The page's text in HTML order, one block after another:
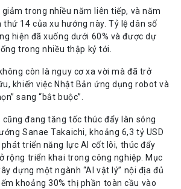
giảm trong nhiều năm liên tiếp, và năm
14 của xu hướng này. Tỷ lệ dân số
hiện đã xuống dưới 60% và được dự
trong nhiều thập kỷ tới.
còn là nguy cơ xa vời mà đã trở
khiến việc Nhật Bản ứng dụng robot và
sang “bắt buộc”.
cũng đang tăng tốc thúc đẩy làn sóng
Sanae Takaichi, khoảng 6,3 tỷ USD
triển năng lực AI cốt lõi, thúc đẩy
rộng triển khai trong công nghiệp. Mục
dựng một ngành “AI vật lý” nội địa đủ
khoảng 30% thị phần toàn cầu vào